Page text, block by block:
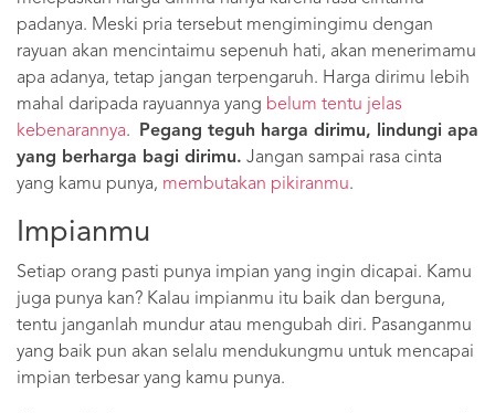
padanya. Meski pria tersebut mengimingimu dengan
rayuan akan mencintaimu sepenuh hati, akan menerimamu
apa adanya, tetap jangan terpengaruh. Harga dirimu lebih
mahal daripada rayuannya yang belum tentu jelas
kebenarannya.
Pegang teguh harga dirimu, lindungi apa
yang berharga bagi dirimu. Jangan sampai rasa cinta
yang kamu punya, membutakan pikiranmu.
Impianmu
Setiap orang pasti punya impian yang ingin dicapai. Kamu
juga punya kan? Kalau impianmu itu baik dan berguna,
tentu janganlah mundur atau mengubah diri. Pasanganmu
yang baik pun akan selalu mendukungmu untuk mencapai
impian terbesar yang kamu punya.